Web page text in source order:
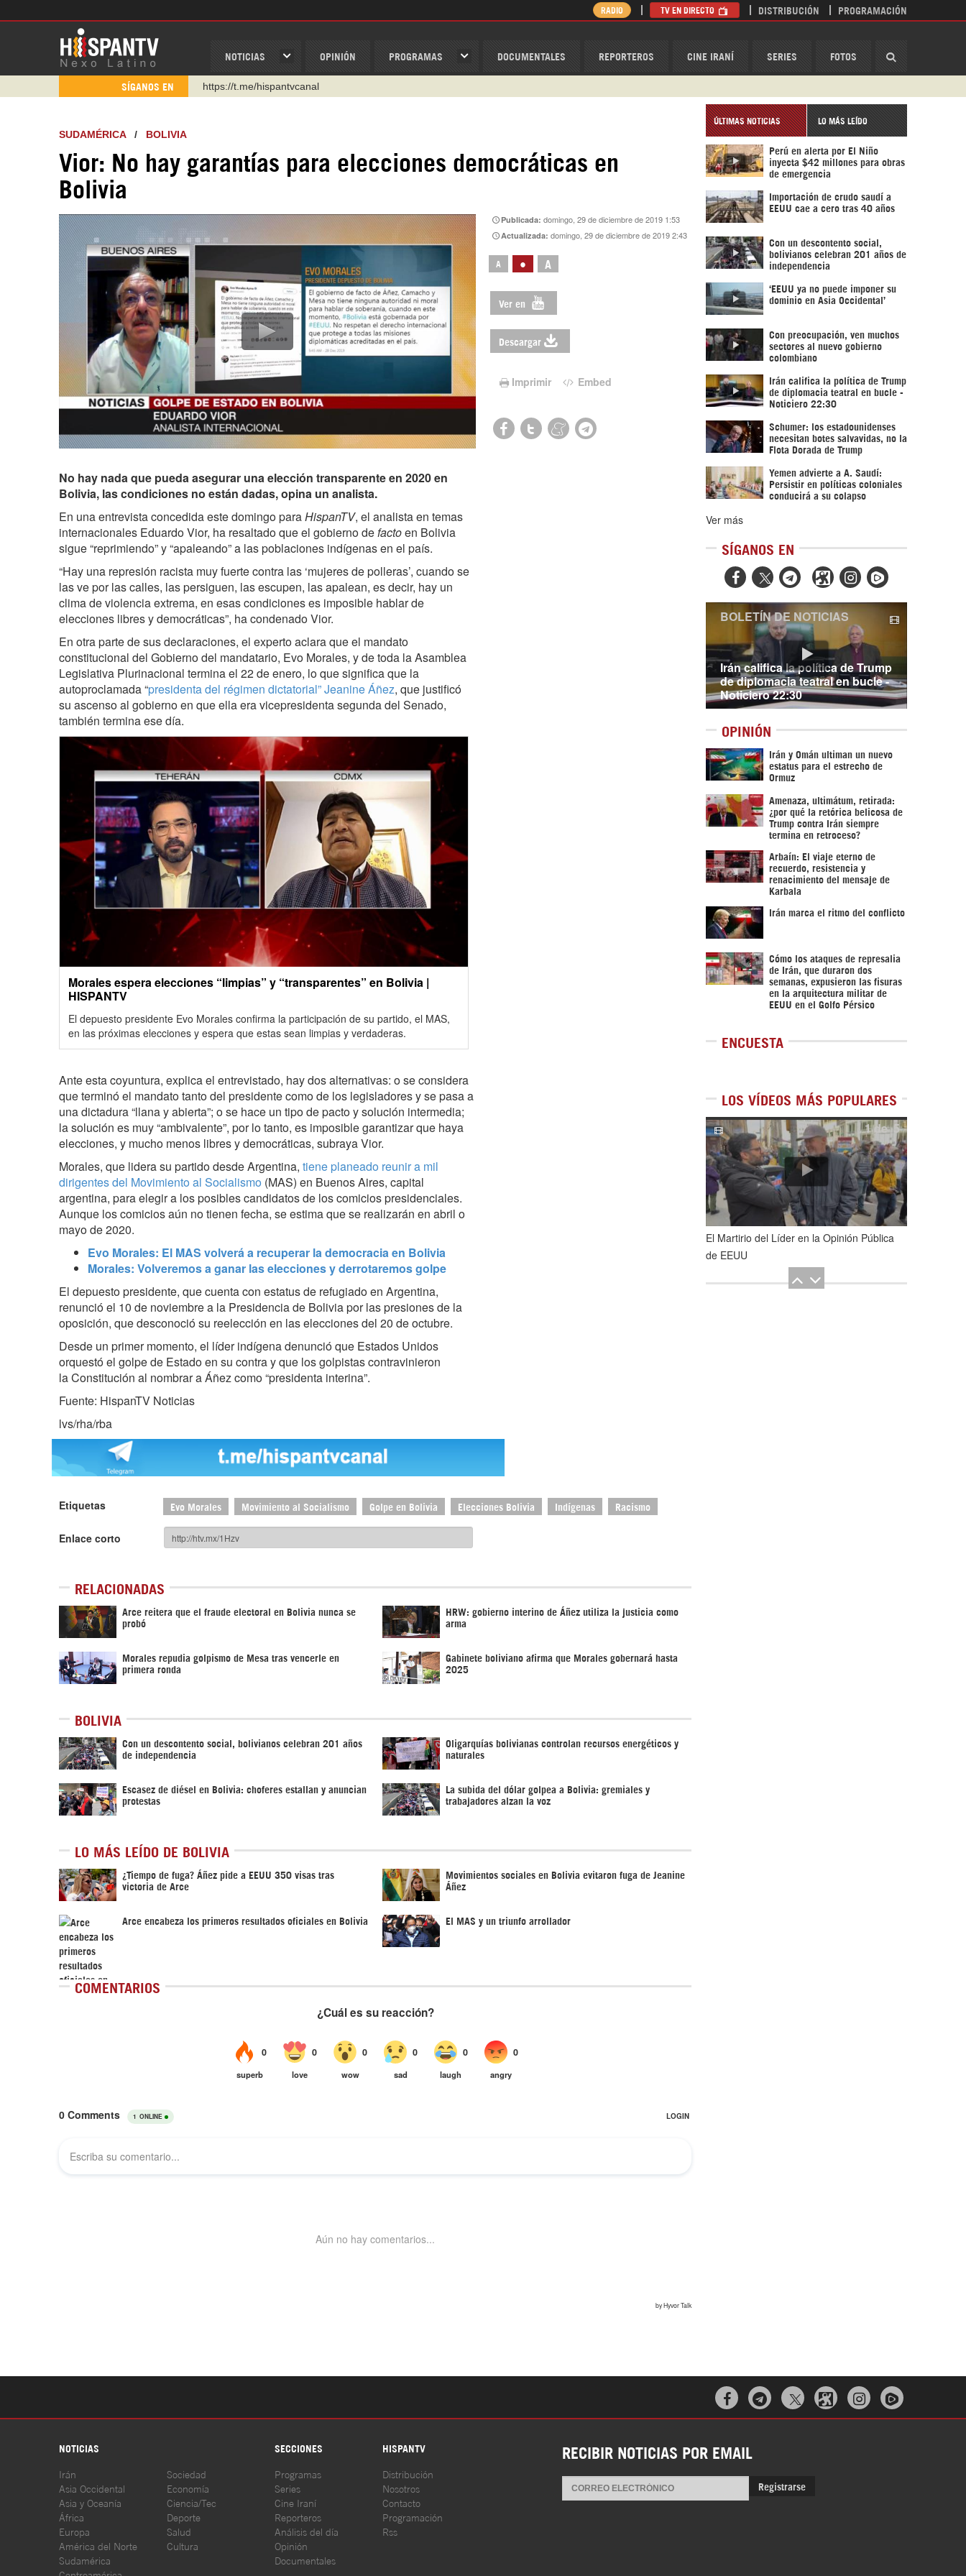
NOTICIAS OPINIÓN PROGRAMAS DOCUMENTALES REPORTEROS CINE IRANÍ SERIES FOTOS
RADIO TV EN DIRECTO DISTRIBUCIÓN PROGRAMACIÓN
SÍGANOS EN
https://t.me/hispantvcanal
Instagram como: hispan_tv
https://www.facebook.com/Nexolatino.Canal
http://twitter.com/nexo_latino
SUDAMÉRICA/ BOLIVIA
Vior: No hay garantías para elecciones democráticas en
Bolivia
Publicada:domingo, 29 de diciembre de 2019 1:53
Actualizada:domingo, 29 de diciembre de 2019 2:43
A • A
Ver en
Descargar
Imprimir Embed
No hay nada que pueda asegurar una elección transparente en 2020 en
Bolivia, las condiciones no están dadas, opina un analista.
En una entrevista concedida este domingo paraHispanTV, el analista en temas
internacionales Eduardo Vior, ha resaltado que el gobierno defactoen Bolivia
sigue “reprimiendo” y “apaleando” a las poblaciones indígenas en el país.
“Hay una represión racista muy fuerte contra las ‘mujeres de polleras’, cuando se
las ve por las calles, las persiguen, las escupen, las apalean, es decir, hay un
clima de violencia extrema, en esas condiciones es imposible hablar de
elecciones libres y democráticas”, ha condenado Vior.
En otra parte de sus declaraciones, el experto aclara que el mandato
constitucional del Gobierno del mandatario, Evo Morales, y de toda la Asamblea
Legislativa Plurinacional termina el 22 de enero, lo que significa que la
autoproclamada “presidenta del régimen dictatorial” Jeanine Áñez, que justificó
su ascenso al gobierno en que ella era vicepresidenta segunda del Senado,
también termina ese día.
Morales espera elecciones “limpias” y “transparentes” en Bolivia |
HISPANTV
El depuesto presidente Evo Morales confirma la participación de su partido, el MAS,
en las próximas elecciones y espera que estas sean limpias y verdaderas.
Ante esta coyuntura, explica el entrevistado, hay dos alternativas: o se considera
que terminó el mandato tanto del presidente como de los legisladores y se pasa a
una dictadura “llana y abierta”; o se hace un tipo de pacto y solución intermedia;
la solución es muy “ambivalente”, por lo tanto, es imposible garantizar que haya
elecciones, y mucho menos libres y democráticas, subraya Vior.
Morales, que lidera su partido desde Argentina, tiene planeado reunir a mil
dirigentes del Movimiento al Socialismo (MAS) en Buenos Aires, capital
argentina, para elegir a los posibles candidatos de los comicios presidenciales.
Aunque los comicios aún no tienen fecha, se estima que se realizarán en abril o
mayo de 2020.
Evo Morales: El MAS volverá a recuperar la democracia en Bolivia
Morales: Volveremos a ganar las elecciones y derrotaremos golpe
El depuesto presidente, que cuenta con estatus de refugiado en Argentina,
renunció el 10 de noviembre a la Presidencia de Bolivia por las presiones de la
oposición, que desconoció su reelección en las elecciones del 20 de octubre.
Desde un primer momento, el líder indígena denunció que Estados Unidos
orquestó el golpe de Estado en su contra y que los golpistas contravinieron
la Constitución al nombrar a Áñez como “presidenta interina”.
Fuente: HispanTV Noticias
lvs/rha/rba
Etiquetas Evo Morales Movimiento al Socialismo Golpe en Bolivia Elecciones Bolivia Indígenas Racismo
Enlace corto
RELACIONADAS
Arce reitera que el fraude electoral en Bolivia nunca se
probó
HRW: gobierno interino de Áñez utiliza la justicia como
arma
Morales repudia golpismo de Mesa tras vencerle en
primera ronda
Gabinete boliviano afirma que Morales gobernará hasta
2025
BOLIVIA
Con un descontento social, bolivianos celebran 201 años
de independencia
Oligarquías bolivianas controlan recursos energéticos y
naturales
Escasez de diésel en Bolivia: choferes estallan y anuncian
protestas
La subida del dólar golpea a Bolivia: gremiales y
trabajadores alzan la voz
LO MÁS LEÍDO DE BOLIVIA
¿Tiempo de fuga? Áñez pide a EEUU 350 visas tras
victoria de Arce
Movimientos sociales en Bolivia evitaron fuga de Jeanine
Áñez
Arce encabeza los primeros resultados oficiales en Bolivia El MAS y un triunfo arrollador
COMENTARIOS
ÚLTIMAS NOTICIAS LO MÁS LEÍDO
Perú en alerta por El Niño
inyecta $42 millones para obras
de emergencia
Importación de crudo saudí a
EEUU cae a cero tras 40 años
Con un descontento social,
bolivianos celebran 201 años de
independencia
‘EEUU ya no puede imponer su
dominio en Asia Occidental’
Con preocupación, ven muchos
sectores al nuevo gobierno
colombiano
Irán califica la política de Trump
de diplomacia teatral en bucle -
Noticiero 22:30
Schumer: los estadounidenses
necesitan botes salvavidas, no la
Flota Dorada de Trump
Yemen advierte a A. Saudí:
Persistir en políticas coloniales
conducirá a su colapso
Ver más
SÍGANOS EN
  
Irán califica la política de Trump
de diplomacia teatral en bucle -
Noticiero 22:30
BOLETÍN DE NOTICIAS
OPINIÓN
Irán y Omán ultiman un nuevo
estatus para el estrecho de
Ormuz
Amenaza, ultimátum, retirada:
¿por qué la retórica belicosa de
Trump contra Irán siempre
termina en retroceso?
Arbaín: El viaje eterno de
recuerdo, resistencia y
renacimiento del mensaje de
Karbala
Irán marca el ritmo del conflicto
Cómo los ataques de represalia
de Irán, que duraron dos
semanas, expusieron las fisuras
en la arquitectura militar de
EEUU en el Golfo Pérsico
ENCUESTA
LOS VÍDEOS MÁS POPULARES
1de5
El Martirio del Líder en la Opinión Pública
de EEUU
  
NOTICIAS SECCIONES HISPANTV
Irán
Asia Occidental
Asia y Oceanía
África
Europa
América del Norte
Sudamérica
Centroamérica
Sociedad
Economía
Ciencia/Tec
Deporte
Salud
Cultura
Programas
Series
Cine Iraní
Reporteros
Análisis del día
Opinión
Documentales
Distribución
Nosotros
Contacto
Programación
Rss
RECIBIR NOTICIAS POR EMAIL
Registrarse